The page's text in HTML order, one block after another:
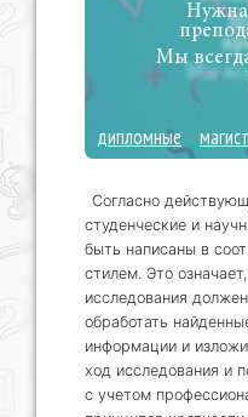
Мы
дипломные
Согласно
студенческие и
быть написаны в
стилем. Это
исследования
обработать
информации и
ход исследования и
с учетом